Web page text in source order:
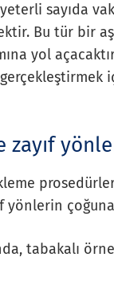
sayıda
Bu tür bir
yol
zayıf
yönlerin
tabakalı